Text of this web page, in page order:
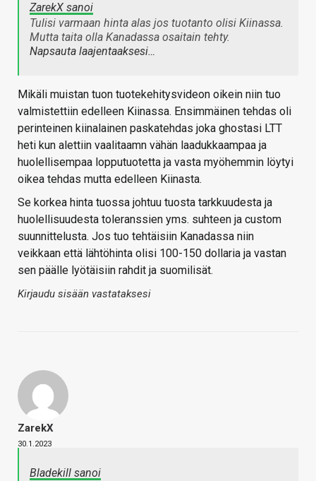
ZarekX sanoi
Tulisi varmaan hinta alas jos tuotanto olisi Kiinassa.
Mutta taita olla Kanadassa osaitain tehty.
Napsauta laajentaaksesi…
Mikäli muistan tuon tuotekehitysvideon oikein niin tuo
valmistettiin edelleen Kiinassa. Ensimmäinen tehdas oli
perinteinen kiinalainen paskatehdas joka ghostasi LTT
heti kun alettiin vaalitaamn vähän laadukkaampaa ja
huolellisempaa lopputuotetta ja vasta myöhemmin löytyi
oikea tehdas mutta edelleen Kiinasta.
Se korkea hinta tuossa johtuu tuosta tarkkuudesta ja
huolellisuudesta toleranssien yms. suhteen ja custom
suunnittelusta. Jos tuo tehtäisiin Kanadassa niin
veikkaan että lähtöhinta olisi 100-150 dollaria ja vastan
sen päälle lyötäisiin rahdit ja suomilisät.
Kirjaudu sisään vastataksesi
ZarekX
30.1.2023
Bladekill sanoi